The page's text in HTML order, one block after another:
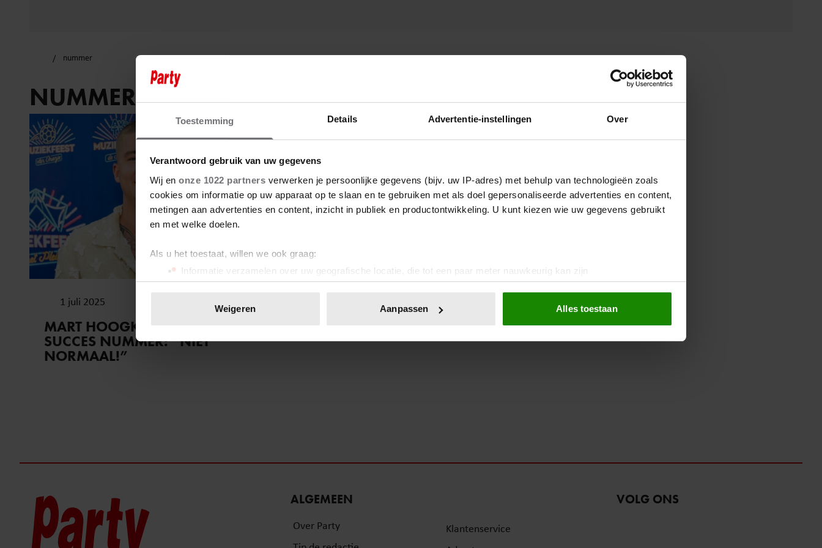
Toestemming Details Advertentie-instellingen Over
Verantwoord gebruik van uw gegevens
Wij en onze 1022 partners verwerken je persoonlijke gegevens (bijv. uw IP-adres) met behulp van technologieën zoals
cookies om informatie op uw apparaat op te slaan en te gebruiken met als doel gepersonaliseerde advertenties en content,
metingen aan advertenties en content, inzicht in publiek en productontwikkeling. U kunt kiezen wie uw gegevens gebruikt
en met welke doelen.
Als u het toestaat, willen we ook graag:
Informatie verzamelen over uw geografische locatie, die tot een paar meter nauwkeurig kan zijn
Uw apparaat identificeren door het actief te scannen op specifieke eigenschappen (fingerprinting)
toestemming op elk moment wijzigen of intrekken in de Cookieverklaring.
We gebruiken cookies om content en advertenties te personaliseren, om functies voor social media te bieden en om ons
Weigeren Aanpassen Alles toestaan
nummer
NUMMER
1 juli 2025
MART HOOGKAMER OVER
SUCCES NUMMER: “NIET
NORMAAL!”
ALGEMEEN
Over Party
Klantenservice
VOLG ONS